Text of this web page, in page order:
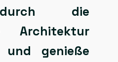
die
Architektur
und genieße